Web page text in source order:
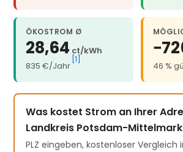
ÖKOSTROM Ø
28,64 ct/kWh
835 €/Jahr
[1]
46 %
Was kostet Strom an Ihrer
Landkreis Potsdam-
PLZ eingeben, kostenloser Vergleich